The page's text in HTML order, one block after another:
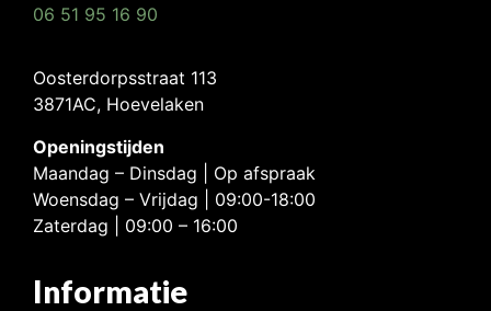
06 51 95 16 90
Oosterdorpsstraat 113
3871AC, Hoevelaken
Openingstijden
Maandag – Dinsdag | Op afspraak
Woensdag – Vrijdag | 09:00-18:00
Zaterdag | 09:00 – 16:00
Informatie